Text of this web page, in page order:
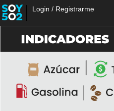
Login / Registrarme